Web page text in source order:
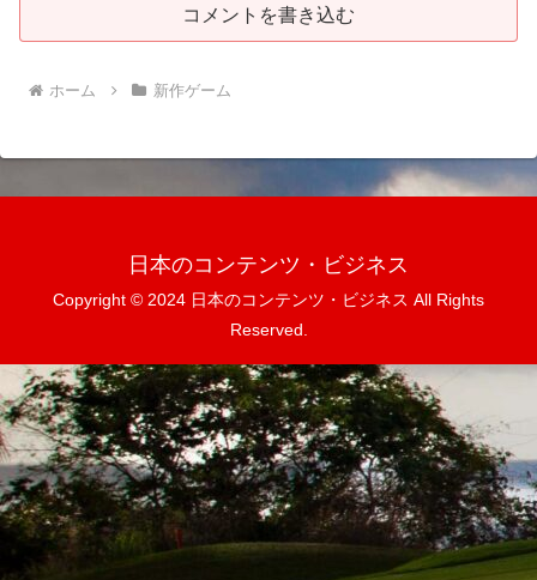
コメントを書き込む
ホーム 新作ゲーム
日本のコンテンツ・ビジネス
Copyright © 2024 日本のコンテンツ・ビジネス All Rights
Reserved.